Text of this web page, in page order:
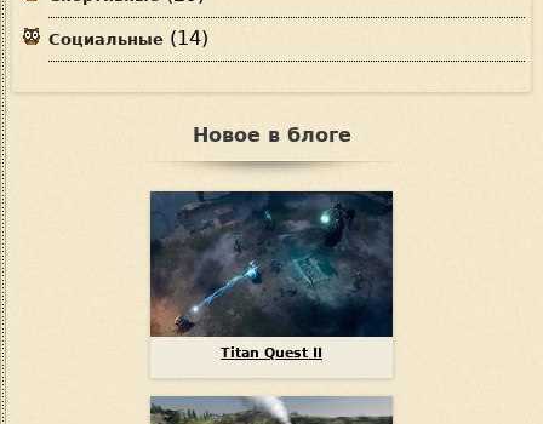
Социальные (14)
Новое в блоге
Titan Quest II